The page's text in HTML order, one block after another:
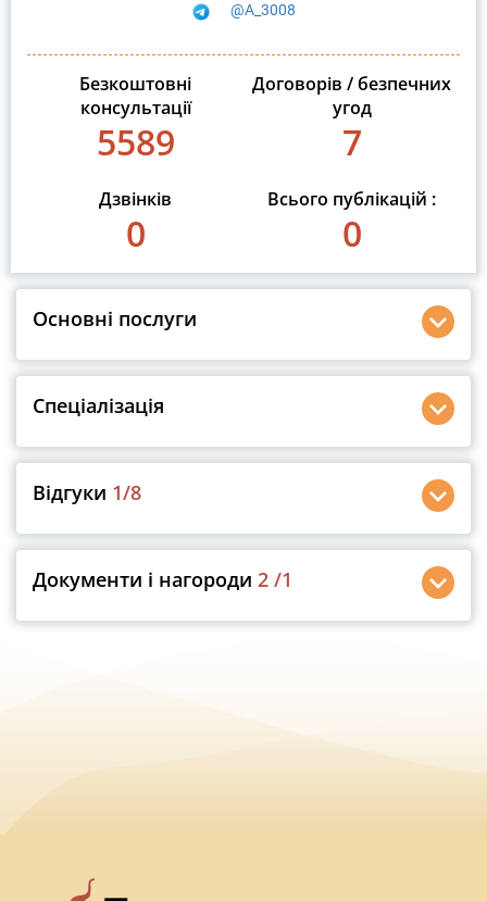
@A_3008
Безкоштовні
консультації
5589
Дзвінків
0
Договорів / безпечних
угод
7
Всього публікацій :
0
Основні послуги
Спеціалізація
Відгуки 1/8
Документи і нагороди 2 /1